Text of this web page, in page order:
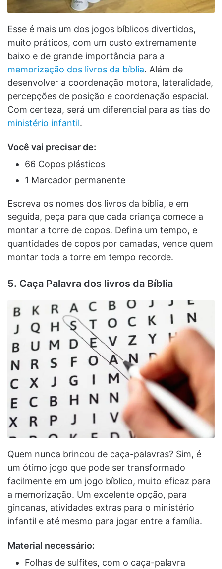
Esse é mais um dos jogos bíblicos divertidos,
muito práticos, com um custo extremamente
baixo e de grande importância para a
memorização dos livros da bíblia. Além de
desenvolver a coordenação motora, lateralidade,
percepções de posição e coordenação espacial.
Com certeza, será um diferencial para as tias do
ministério infantil.
Você vai precisar de:
66 Copos plásticos
1 Marcador permanente
Escreva os nomes dos livros da bíblia, e em
seguida, peça para que cada criança comece a
montar a torre de copos. Defina um tempo, e
quantidades de copos por camadas, vence quem
montar toda a torre em tempo recorde.
5. Caça Palavra dos livros da Bíblia
Quem nunca brincou de caça-palavras? Sim, é
um ótimo jogo que pode ser transformado
facilmente em um jogo bíblico, muito eficaz para
a memorização. Um excelente opção, para
gincanas, atividades extras para o ministério
infantil e até mesmo para jogar entre a família.
Material necessário:
Folhas de sulfites, com o caça-palavra